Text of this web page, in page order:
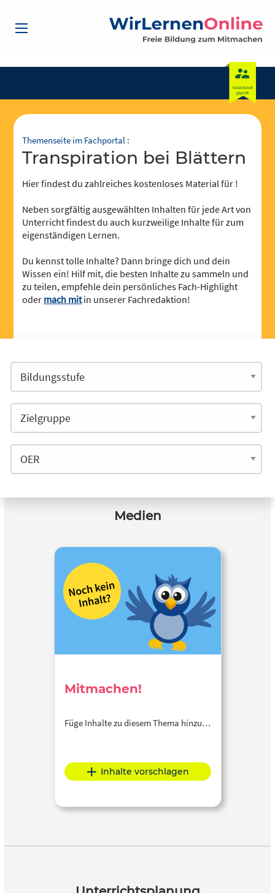
Themenseite im Fachportal :
Transpiration bei Blättern
Hier findest du zahlreiches kostenloses Material für !
Neben sorgfältig ausgewählten Inhalten für jede Art von
Unterricht findest du auch kurzweilige Inhalte für zum
eigenständigen Lernen.
Du kennst tolle Inhalte? Dann bringe dich und dein
Wissen ein! Hilf mit, die besten Inhalte zu sammeln und
zu teilen, empfehle dein persönliches Fach-Highlight
oder mach mitin unserer Fachredaktion!
Medien
Mitmachen!
Füge Inhalte zu diesem Thema hinzu…
Inhalte vorschlagen